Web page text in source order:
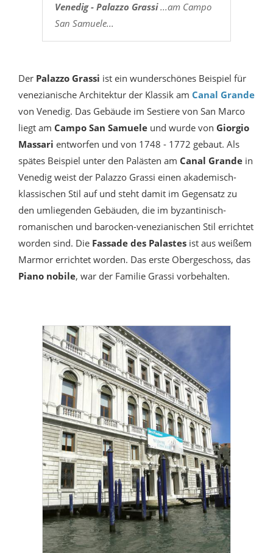
Venedig - Palazzo Grassi...am Campo
San Samuele...
Der Palazzo Grassi ist ein wunderschönes Beispiel für
venezianische Architektur der Klassik am Canal Grande
von Venedig. Das Gebäude im Sestiere von San Marco
liegt am Campo San Samuele und wurde von Giorgio
Massari entworfen und von 1748 - 1772 gebaut. Als
spätes Beispiel unter den Palästen am Canal Grande in
Venedig weist der Palazzo Grassi einen akademisch-
klassischen Stil auf und steht damit im Gegensatz zu
den umliegenden Gebäuden, die im byzantinisch-
romanischen und barocken-venezianischen Stil errichtet
worden sind. Die Fassade des Palastes ist aus weißem
Marmor errichtet worden. Das erste Obergeschoss, das
Piano nobile, war der Familie Grassi vorbehalten.